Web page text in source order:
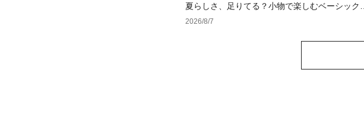
夏らしさ、足りてる？小物で楽しむベーシックコ
ーデ4選
2026/8/7